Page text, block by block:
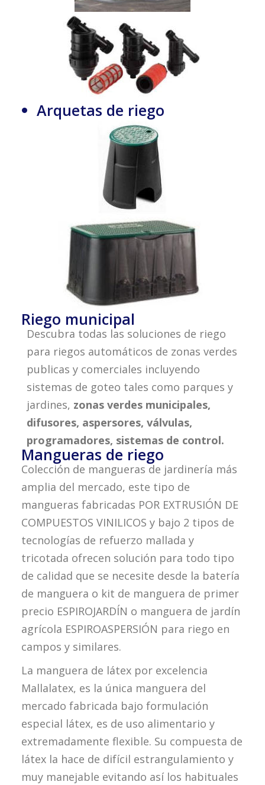
Arquetas de riego
Riego municipal
Descubra todas las soluciones de riego
para riegos automáticos de zonas verdes
publicas y comerciales incluyendo
sistemas de goteo tales como parques y
jardines, zonas verdes municipales,
difusores, aspersores, válvulas,
programadores, sistemas de control.
Mangueras de riego
Colección de mangueras de jardinería más
amplia del mercado, este tipo de
mangueras fabricadas POR EXTRUSIÓN DE
COMPUESTOS VINILICOS y bajo 2 tipos de
tecnologías de refuerzo mallada y
tricotada ofrecen solución para todo tipo
de calidad que se necesite desde la batería
de manguera o kit de manguera de primer
precio ESPIROJARDÍN o manguera de jardín
agrícola ESPIROASPERSIÓN para riego en
campos y similares.
La manguera de látex por excelencia
Mallalatex, es la única manguera del
mercado fabricada bajo formulación
especial látex, es de uso alimentario y
extremadamente flexible. Su compuesta de
látex la hace de difícil estrangulamiento y
muy manejable evitando así los habituales